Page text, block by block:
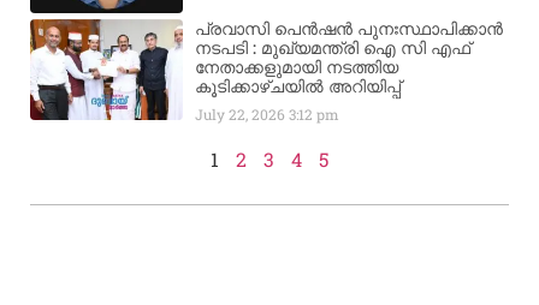
പ്രവാസി പെൻഷൻ പുനഃസ്ഥാപിക്കാൻ
നടപടി : മുഖ്യമന്ത്രി ഐ സി എഫ്
നേതാക്കളുമായി നടത്തിയ
കൂടിക്കാഴ്ചയിൽ അറിയിപ്പ്
July 22, 20263:12 pm
1 2 3 4 5